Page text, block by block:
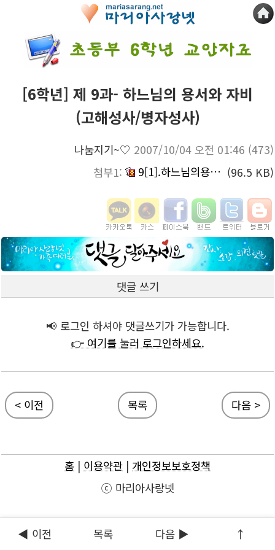
[6학년] 제 9과- 하느님의 용서와 자비
(고해성사/병자성사)
나눔지기~♡ 2007/10/04 오전 01:46 (473)
첨부1:
9[1].하느님의용서와자비(고해,병자성사).hwp (96.5 KB)
댓글 쓰기
📢 로그인 하셔야 댓글쓰기가 가능합니다.
👉 여기를 눌러 로그인하세요.
< 이전 목록 다음 >
홈 | 이용약관 | 개인정보보호정책
ⓒ 마리아사랑넷
◀ 이전 목록 다음 ▶ ↑